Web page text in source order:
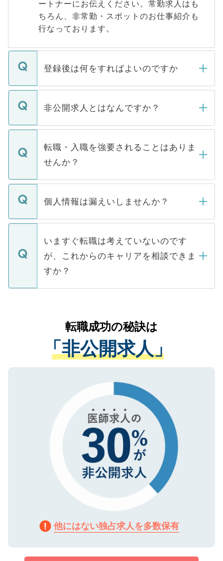
ートナーにお伝えください。常勤求人はも
ちろん、非常勤・スポットのお仕事紹介も
行なっております。
登録後は何をすればよいのですか
ご登録いただきましたら、弊社担当者がご
登録内容を確認し、その後メールもしくは
ます。通常、5営業日以内にはご連絡をせて
いただきますので、しばらくお待ちくださ
非公開求人とはなんですか？
マイナビDOCTORで取り扱っている求人の
うち約3割は、Webサイトからご覧いただ
けない「非公開求人」です。非公開求人は
下記の理由によって、一般には公開してい
ません。
■応募殺到を避けるため 人気のある医療機
関を公にしてしまうと、応募が殺到する場
に、医療機関が求める条件に合った人材の
みを人材紹介会社に依頼するケースが増え
ています。
転職・入職を強要されることはありま
せんか？
転職・入職を強要することは一切ありませ
ん。また、仮に応募先から内定をいただい
定を承諾する必要はありません。内定先へ
の辞退の連絡はキャリアパートナーが行い
個人情報は漏えいしませんか？
個人情報が漏えいすることはありませんの
で、ご安心ください。当サイトからの登録
などで収集したご登録者様の個人情報は、
ご本人のキャリアアップおよび転職活動の
支援を目的に使用いたします。お預かりし
ているすべての個人データはご本人の許可
は、個人情報の取り扱いについての厳密な
管理基準を満たした事業者のみに付与され
る、プライバシーマークを取得済みです。
で、機密保持に関してもご安心ください。
いますぐ転職は考えていないのです
が、これからのキャリアを相談できま
すか？
かがいして、現在の医療機関の状況や紹介
経験をまじえながら、適切なアドバイスを
させていただきます。すぐにご転職をされ
ない方には、長期的なサポートが可能です
ので、まずはご登録ください。
転職成功の秘訣は
「非公開求人」
他にはない独占求人を多数保有